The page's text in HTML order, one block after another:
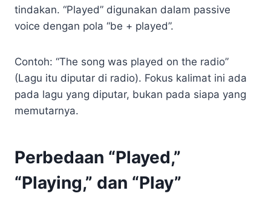
tindakan. “Played” digunakan dalam passive
voice dengan pola “be + played”.
Contoh: “The song was played on the radio”
(Lagu itu diputar di radio). Fokus kalimat ini ada
pada lagu yang diputar, bukan pada siapa yang
memutarnya.
Perbedaan “Played,”
“Playing,” dan “Play”